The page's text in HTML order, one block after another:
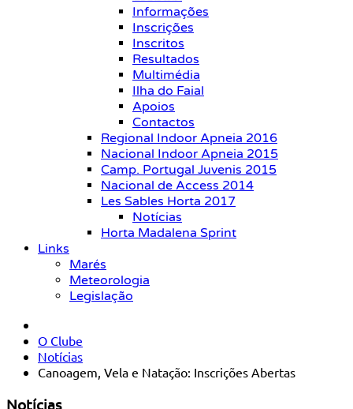
Informações
Inscrições
Inscritos
Resultados
Multimédia
Ilha do Faial
Apoios
Contactos
Regional Indoor Apneia 2016
Nacional Indoor Apneia 2015
Camp. Portugal Juvenis 2015
Nacional de Access 2014
Les Sables Horta 2017
Notícias
Horta Madalena Sprint
Links
Marés
Meteorologia
Legislação
O Clube
Notícias
Canoagem, Vela e Natação: Inscrições Abertas
Notícias